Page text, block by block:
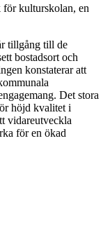
för kulturskolan, en
tillgång till de
bostadsort och
konstaterar att
Det stora
höjd kvalitet i
vidareutveckla
för en ökad